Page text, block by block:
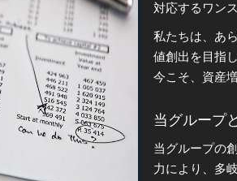
対応するワン
私たちは、あ
値創出を目指
今こそ、資産
当グループ
当グループの
力により、多